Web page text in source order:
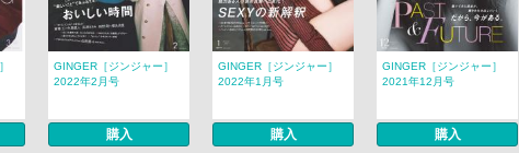
GINGER［ジンジャー］
2022年2月号
購入
GINGER［ジンジャー］
2022年1月号
購入
GINGER［ジンジャー］
2021年12月号
購入